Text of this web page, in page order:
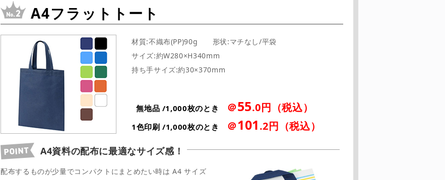
A4フラットトート
材質:不織布(PP)90g 形状:マチなし/平袋
サイズ:約W280×H340mm
持ち手サイズ:約30×370mm
無地品 /1,000枚のとき ＠55.0円（税込）
1色印刷 /1,000枚のとき ＠101.2円（税込）
A4資料の配布に最適なサイズ感！
配布するものが少量でコンパクトにまとめたい時は A4 サイズ